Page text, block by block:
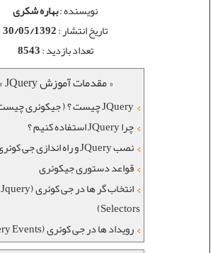
نویسنده :بهاره شکری
تاریخ انتشار :30/05/1392
تعداد بازدید :8543
« مقدمات آموزش JQuery »
JQuery چیست ؟ ( جیکوئری چیست ؟)
چرا JQuery استفاده کنیم ؟
نصب JQuery و راه اندازی جی کوئری
قواعد دستوری جیکوئری
انتخاب گر ها در جی کوئری (Jquery
Selectors)
رویداد ها در جی کوئری (Jquery Events)